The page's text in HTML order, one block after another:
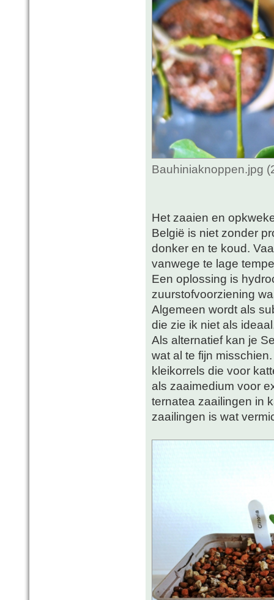
Bauhiniaknoppen.jpg
Het zaaien en
België is niet zonder
donker en te koud.
vanwege te lage
Een oplossing is
zuurstofvoorziening
Algemeen wordt als
die zie ik niet als
Als alternatief kan je
wat al te fijn
kleikorrels die voor
als zaaimedium voor
ternatea zaailingen in
zaailingen is wat